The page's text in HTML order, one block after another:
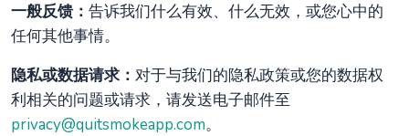
一般反馈： 告诉我们什么有效、什么无效，或您心中的
任何其他事情。
隐私或数据请求： 对于与我们的隐私政策或您的数据权
利相关的问题或请求，请发送电子邮件至
privacy@quitsmokeapp.com。